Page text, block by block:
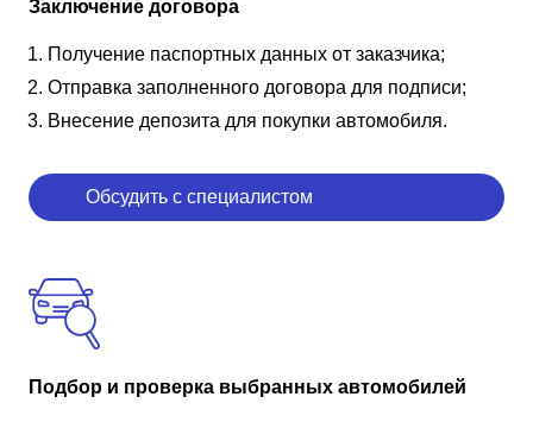
Заключение договора
Получение паспортных данных от заказчика;
Отправка заполненного договора для подписи;
Внесение депозита для покупки автомобиля.
Обсудить с специалистом
Подбор и проверка выбранных автомобилей